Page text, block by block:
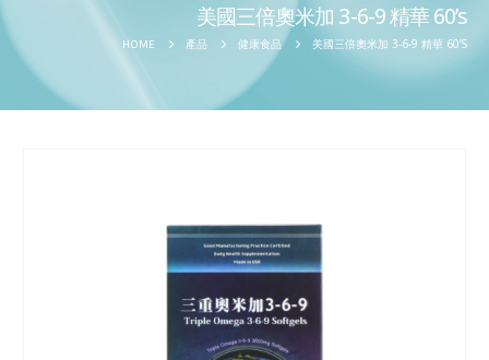
美國三倍奧米加 3-6-9 精華 60’s
HOME 產品 健康食品 美國三倍奧米加 3-6-9 精華 60’S